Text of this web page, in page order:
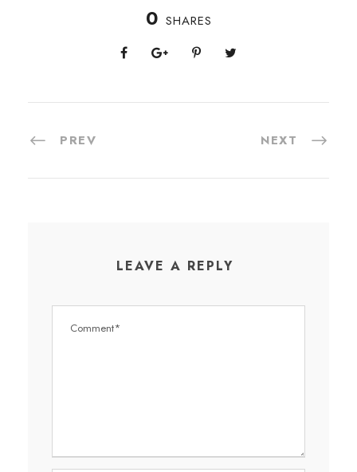
0 SHARES
PREV NEXT
LEAVE A REPLY